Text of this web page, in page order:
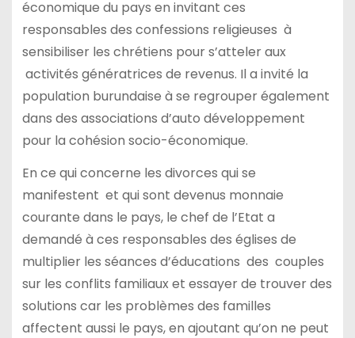
économique du pays en invitant ces
responsables des confessions religieuses à
sensibiliser les chrétiens pour s’atteler aux
activités génératrices de revenus. Il a invité la
population burundaise à se regrouper également
dans des associations d’auto développement
pour la cohésion socio-économique.
En ce qui concerne les divorces qui se
manifestent et qui sont devenus monnaie
courante dans le pays, le chef de l’Etat a
demandé à ces responsables des églises de
multiplier les séances d’éducations des couples
sur les conflits familiaux et essayer de trouver des
solutions car les problèmes des familles
affectent aussi le pays, en ajoutant qu’on ne peut